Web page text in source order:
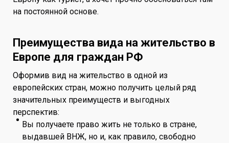
на постоянной основе.
Преимущества вида на жительство в
Европе для граждан РФ
Оформив вид на жительство в одной из
европейских стран, можно получить целый ряд
значительных преимуществ и выгодных
перспектив:
Вы получаете право жить не только в стране,
выдавшей ВНЖ, но и, как правило, свободно